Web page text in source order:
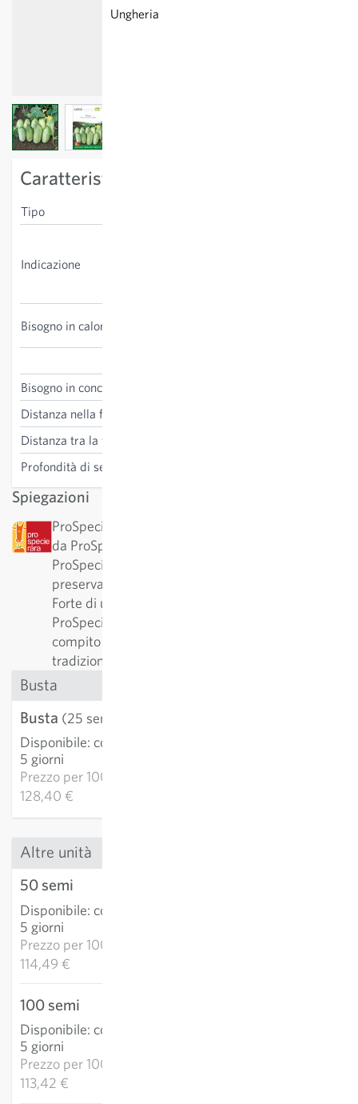
Ungheria
View larger imageView larger image
Caratteristiche specifiche della varietà
Tipo
Indicazione
Bisogno in calore
Bisogno in concime
Distanza nella fila
Distanza tra la fila
Profondità di semina
Spiegazioni
ProSpecieRara: Questa varietà è stata classificata
da ProSpecieRara come varietà rara o antica.
ProSpecieRara è una fondazione dedicata a
preservare la diversità delle varietà vegetali rare.
Forte di una collaborazione pluriennale con
ProSpecieRara, Sativa svolge l'importante
compito di conservare e curare tali varietà
tradizionali.
Busta
Busta (25 semi)
Disponibile: consegna 3-
5 giorni
Prezzo per1000k:
128,40 €
Altre unità
50 semi
Disponibile: consegna 3-
5 giorni
Prezzo per1000k:
114,49 €
100 semi
Disponibile: consegna 3-
5 giorni
Prezzo per1000k:
113,42 €